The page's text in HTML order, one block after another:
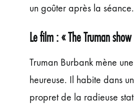
un goûter après la séance.
Le film : « The Truman
Truman Burbank mène
heureuse. Il habite dans
propret de la radieuse